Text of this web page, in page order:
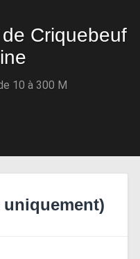
Criquebeuf
10 à 300 M